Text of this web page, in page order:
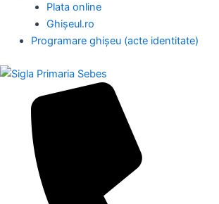
Plata online
Ghișeul.ro
Programare ghișeu (acte identitate)